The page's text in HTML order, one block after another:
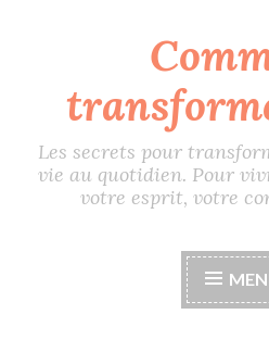
contenu
principal
Les secrets pour
vie au quotidien. Pour
votre esprit, votre